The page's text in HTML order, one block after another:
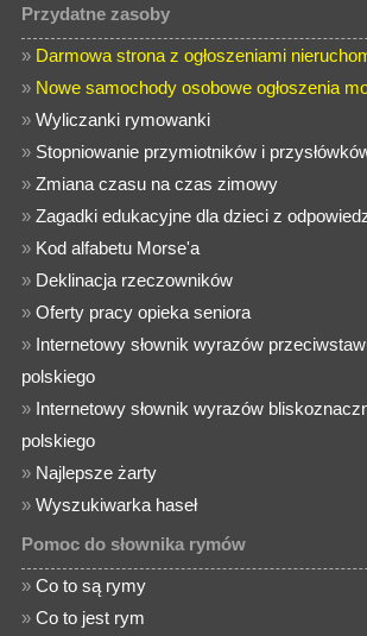
Przydatne zasoby
» Darmowa strona z ogłoszeniami
» Nowe samochody osobowe ogłoszenia
»Wyliczanki rymowanki
» Stopniowanie przymiotników i
»Zmiana czasu na czas zimowy
»Zagadki edukacyjne dla dzieci z
» Kod alfabetu Morse'a
» Deklinacja rzeczowników
»Oferty pracy opieka seniora
» Internetowy słownik wyrazów
polskiego
» Internetowy słownik wyrazów
polskiego
» Najlepsze żarty
»Wyszukiwarka haseł
Pomoc do słownika rymów
»Co to są rymy
»Co to jest rym